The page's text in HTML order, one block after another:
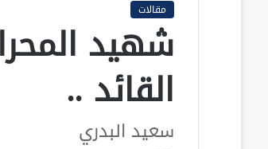
مقالات
شهيد
القائد ..
سعيد البدري